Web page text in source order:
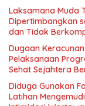
Laksamana Muda
Dipertimbangkan
dan Tidak
Dugaan
Pelaksanaan
Sehat Sejahtera
Diduga Gunakan
Latihan